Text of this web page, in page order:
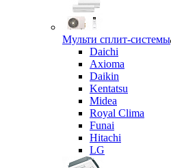
Мульти сплит-системы
Daichi
Axioma
Daikin
Kentatsu
Midea
Royal Clima
Funai
Hitachi
LG